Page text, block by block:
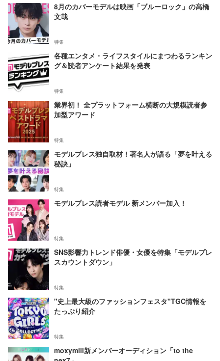
8月のカバーモデルは映画「ブルーロック」の高橋
文哉
特集
各種エンタメ・ライフスタイルにまつわるランキン
グ＆読者アンケート結果を発表
特集
業界初！ 全プラットフォーム横断の大規模読者参
加型アワード
特集
モデルプレス独自取材！著名人が語る「夢を叶える
秘訣」
特集
モデルプレス読者モデル 新メンバー加入！
特集
SNS影響力トレンド俳優・女優を特集「モデルプレ
スカウントダウン」
特集
"史上最大級のファッションフェスタ"TGC情報を
たっぷり紹介
特集
moxymill新メンバーオーディション「to the